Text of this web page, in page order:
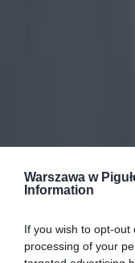
Warszawa w
Information
If you wish to opt-
processing of your